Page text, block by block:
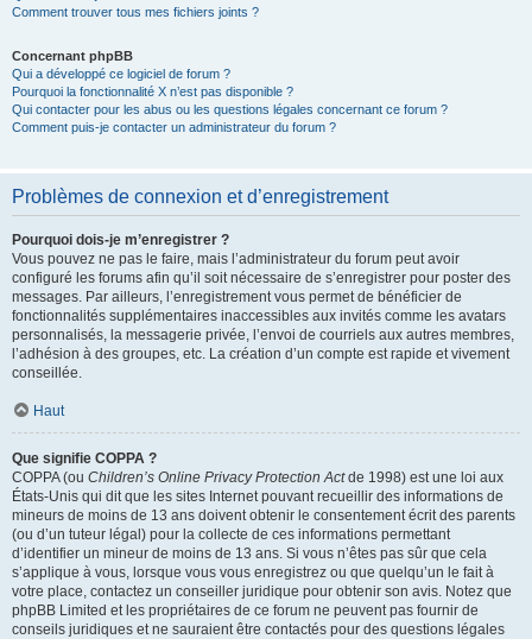
Comment trouver tous mes fichiers joints ?
Concernant phpBB
Qui a développé ce logiciel de forum ?
Pourquoi la fonctionnalité X n’est pas disponible ?
Qui contacter pour les abus ou les questions légales concernant ce forum ?
Comment puis-je contacter un administrateur du forum ?
Problèmes de connexion et d’enregistrement
Pourquoi dois-je m’enregistrer ?
Vous pouvez ne pas le faire, mais l’administrateur du forum peut avoir
configuré les forums afin qu’il soit nécessaire de s’enregistrer pour poster des
messages. Par ailleurs, l’enregistrement vous permet de bénéficier de
fonctionnalités supplémentaires inaccessibles aux invités comme les avatars
personnalisés, la messagerie privée, l’envoi de courriels aux autres membres,
l’adhésion à des groupes, etc. La création d’un compte est rapide et vivement
conseillée.
Haut
Que signifie COPPA ?
COPPA (ou Children’s Online Privacy Protection Actde 1998) est une loi aux
États-Unis qui dit que les sites Internet pouvant recueillir des informations de
mineurs de moins de 13 ans doivent obtenir le consentement écrit des parents
(ou d’un tuteur légal) pour la collecte de ces informations permettant
d’identifier un mineur de moins de 13 ans. Si vous n’êtes pas sûr que cela
s’applique à vous, lorsque vous vous enregistrez ou que quelqu’un le fait à
votre place, contactez un conseiller juridique pour obtenir son avis. Notez que
phpBB Limited et les propriétaires de ce forum ne peuvent pas fournir de
conseils juridiques et ne sauraient être contactés pour des questions légales